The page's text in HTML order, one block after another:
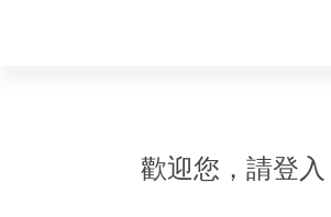
歡迎您，請登入